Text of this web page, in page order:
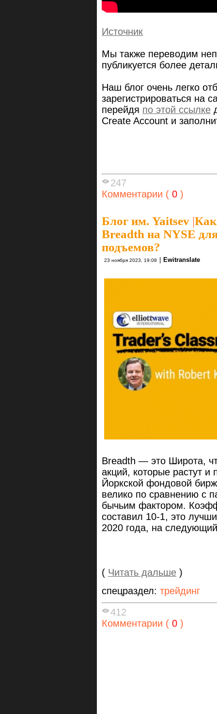
Источник
Мы также переводим
публикуется более
Наш блог очень легко
зарегистрироваться на
перейдя по этой ссылке
Create Account и
247
Комментарии ( 0 )
Блог им. Yaitsev |Как
Breadth на NYSE
подъемов?
23 ноября 2023, 19:08 Ewitranslate
Breadth — это Широта,
акций, которые растут
Йоркской фондовой
велико по сравнению с
бычьим фактором.
составил 10-1, это
2020 года, на
( Читать дальше )
спецраздел: трейдинг
412
Комментарии ( 0 )